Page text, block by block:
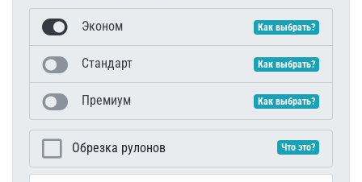
Эконом Как выбрать?
Стандарт Как выбрать?
Премиум Как выбрать?
Обрезка рулонов Что это?